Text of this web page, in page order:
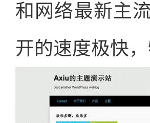
和网络最新主
开的速度极快